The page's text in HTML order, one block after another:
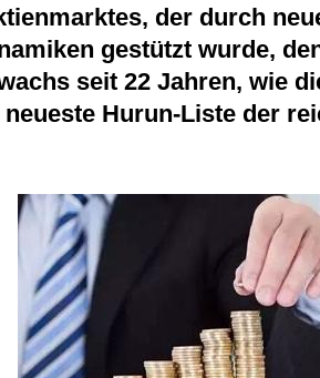
der durch
gestützt wurde,
seit 22 Jahren, wie
Hurun-Liste der